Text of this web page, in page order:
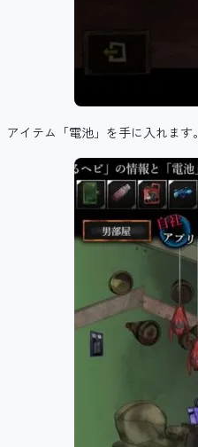
アイテム「電池」を手に入れます。